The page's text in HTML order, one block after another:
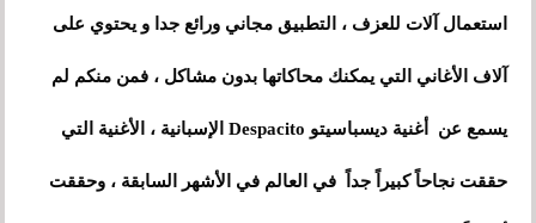
استعمال آلات للعزف ، التطبيق مجاني ورائع جدا و يحتوي على
آلاف الأغاني التي يمكنك محاكاتها بدون مشاكل ، فمن منكم لم
يسمع عن أغنية ديسباسيتو Despacito الإسبانية ، الأغنية التي
حققت نجاحاً كبيراً جداً في العالم في الأشهر السابقة،وحققت